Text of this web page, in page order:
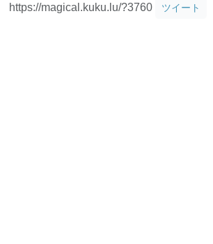
https://magical.kuku.lu/?3760 ツイート